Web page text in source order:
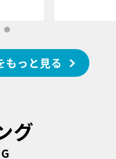
もっと見る
グ